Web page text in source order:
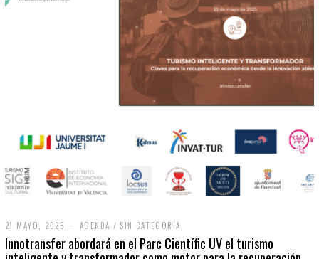
21 MAYO, 2025
M
AGENDA / SIN CATEGORÍA
Innotransfer abordará en el Parc Científic UV el turismo